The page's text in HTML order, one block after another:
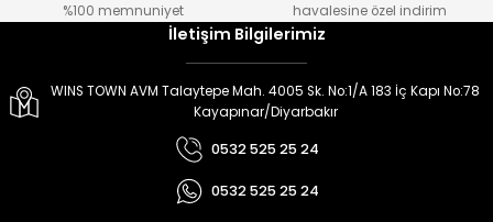
%100 memnuniyet
havalesine özel indirim
İletişim Bilgilerimiz
WINS TOWN AVM Talaytepe Mah. 4005 Sk. No:1/A 183 İç Kapı No:78
Kayapınar/Diyarbakır
0532 525 25 24
0532 525 25 24